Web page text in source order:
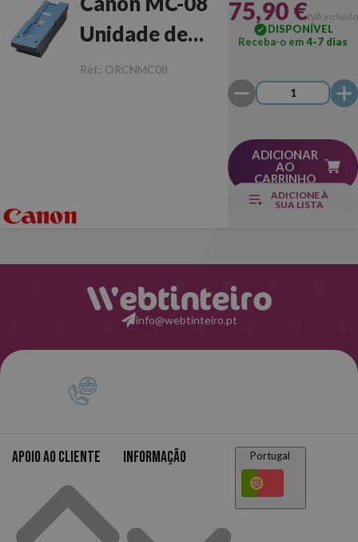
Unidade de
Recolha de
Ref.: ORCNMC08
75,90 €IVA incluído
DISPONÍVEL
Receba-o em4-7 dias
ADICIONAR
AO
CARRINHO
ADICIONE À
SUA LISTA
info@webtinteiro.pt
Apoio ao cliente Informação Portugal